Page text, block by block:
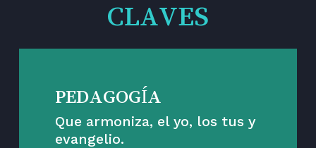
CLAVES
PEDAGOGÍA
Que armoniza, el yo, los tus y
evangelio.